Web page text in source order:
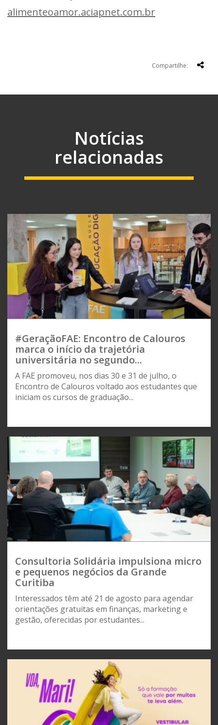
alimenteoamor.aciapnet.com.br
Compartilhe:
Notícias
relacionadas
#GeraçãoFAE: Encontro de Calouros
marca o início da trajetória
universitária no segundo...
A FAE promoveu, nos dias 30 e 31 de julho, o
Encontro de Calouros voltado aos estudantes que
iniciam os cursos de graduação...
Consultoria Solidária impulsiona micro
e pequenos negócios da Grande
Curitiba
Interessados têm até 21 de agosto para agendar
orientações gratuitas em finanças, marketing e
gestão, oferecidas por estudantes...